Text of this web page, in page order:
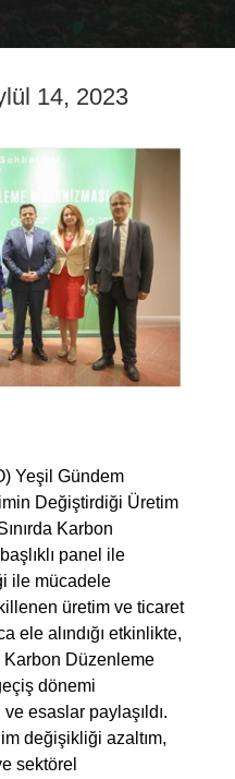
14, 2023
Yeşil Gündem
Değiştirdiği Üretim
Karbon
panel ile
ile mücadele
üretim ve ticaret
ele alındığı etkinlikte,
Karbon Düzenleme
dönemi
esaslar paylaşıldı.
değişikliği azaltım,
sektörel